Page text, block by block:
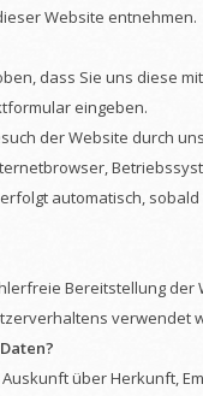
Website entnehmen.
dass Sie uns diese
eingeben.
der Website durch
automatisch,
Bereitstellung der
verwendet
über Herkunft,